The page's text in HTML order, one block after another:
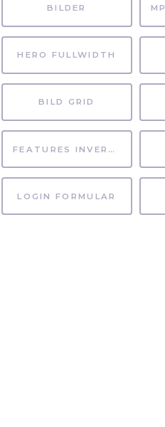
BILDER
HERO FULLWIDTH
BILD GRID
FEATURES INVERTIERT
LOGIN FORMULAR